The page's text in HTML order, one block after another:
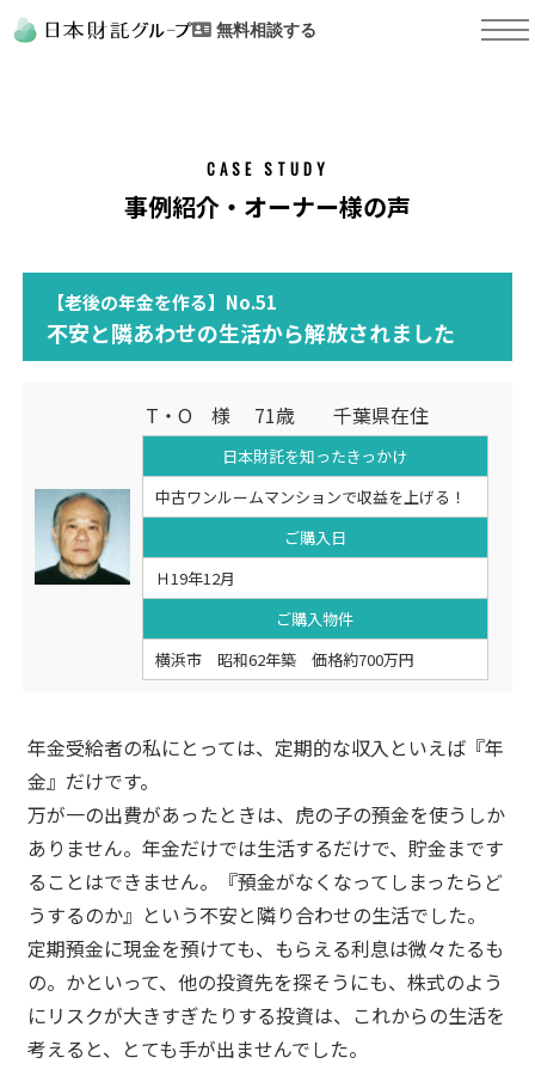
無料相談する
CASE STUDY
事例紹介・オーナー様の声
【老後の年金を作る】No.51
不安と隣あわせの生活から解放されました
T・O 様 71歳 千葉県在住
日本財託を知ったきっかけ
中古ワンルームマンションで収益を上げる！
ご購入日
Ｈ19年12月
ご購入物件
横浜市 昭和62年築 価格約700万円
年金受給者の私にとっては、定期的な収入といえば『年
金』だけです。
万が一の出費があったときは、虎の子の預金を使うしか
ありません。年金だけでは生活するだけで、貯金まです
ることはできません。『預金がなくなってしまったらど
うするのか』という不安と隣り合わせの生活でした。
定期預金に現金を預けても、もらえる利息は微々たるも
の。かといって、他の投資先を探そうにも、株式のよう
にリスクが大きすぎたりする投資は、これからの生活を
考えると、とても手が出ませんでした。